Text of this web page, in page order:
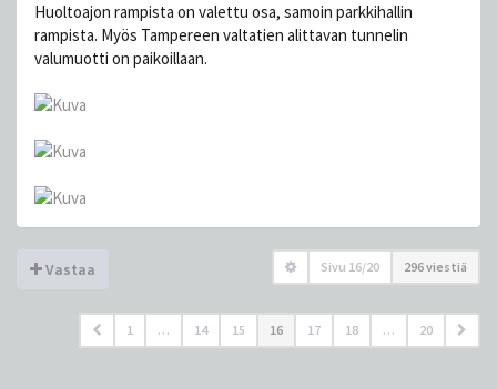
Huoltoajon rampista on valettu osa, samoin parkkihallin
rampista. Myös Tampereen valtatien alittavan tunnelin
valumuotti on paikoillaan.
Vastaa Sivu 16/20 296 viestiä
1 … 14 15 16 17 18 … 20